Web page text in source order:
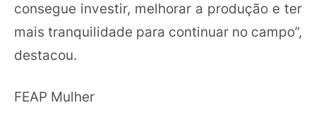
consegue investir, melhorar a produção e ter
mais tranquilidade para continuar no campo”,
destacou.
FEAP Mulher